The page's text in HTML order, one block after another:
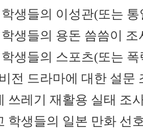
생들의 이성관(또는
생들의 용돈 씀씀이 조
생들의 스포츠(또는
전 드라마에 대한 설문
쓰레기 재활용 실태 조
학생들의 일본 만화 선